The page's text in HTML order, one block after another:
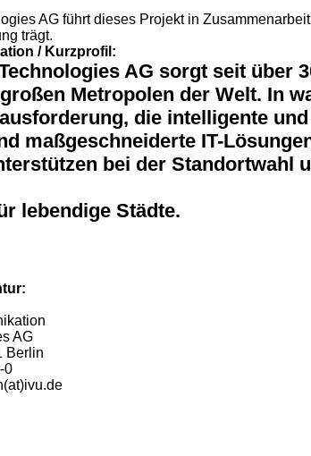
AG führt dieses Projekt in
trägt.
/ Kurzprofil:
AG sorgt seit über
Metropolen der Welt. In
die intelligente
maßgeschneiderte IT-
bei der Standortwahl
lebendige Städte.
AG
Berlin
0